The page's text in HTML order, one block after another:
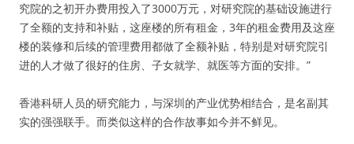
究院的之初开办费用投入了3000万元，对研究院的基础设施进行
了全额的支持和补贴，这座楼的所有租金，3年的租金费用及这座
楼的装修和后续的管理费用都做了全额补贴，特别是对研究院引
进的人才做了很好的住房、子女就学、就医等方面的安排。”
香港科研人员的研究能力，与深圳的产业优势相结合，是名副其
实的强强联手。而类似这样的合作故事如今并不鲜见。